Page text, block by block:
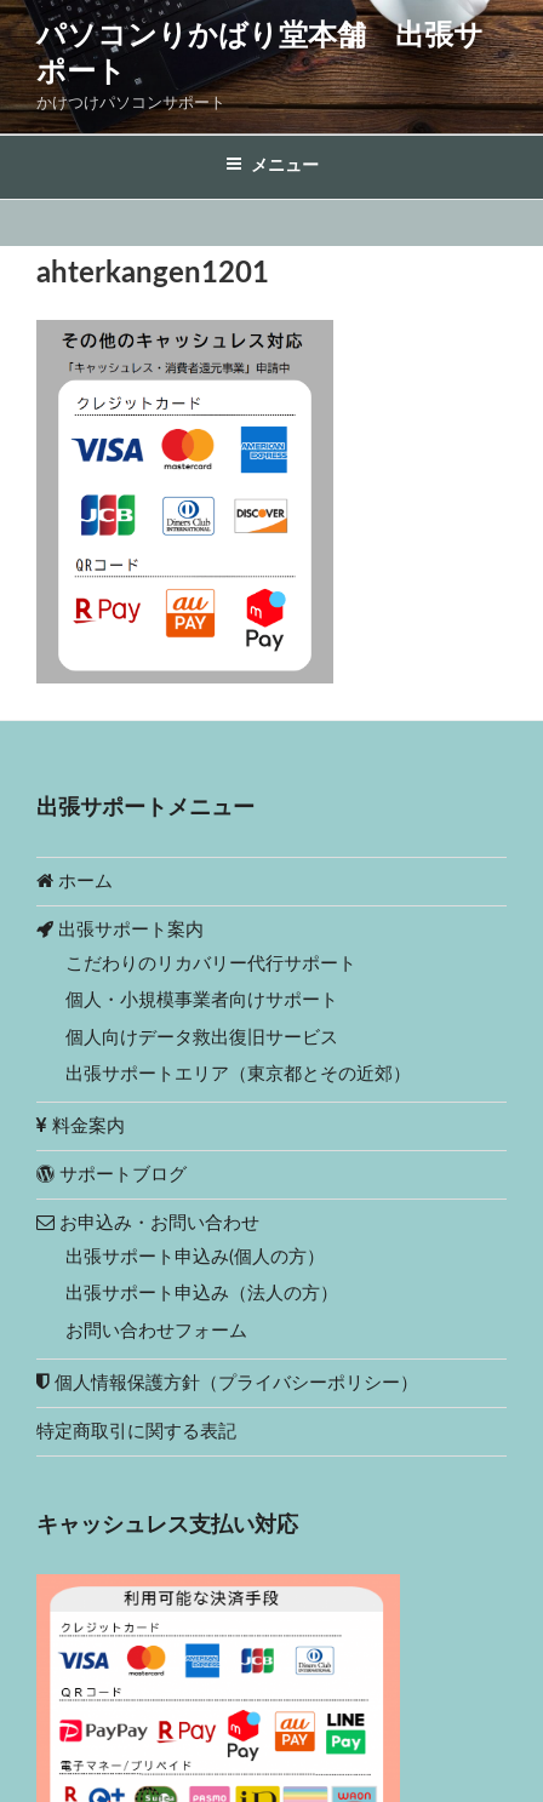
コ
ン
テ
ン
ツ
ッ
パソコンりかばり堂本舗 出張サ
ポート
かけつけパソコンサポート
メニュー
ahterkangen1201
出張サポートメニュー
ホーム
出張サポート案内
こだわりのリカバリー代行サポート
個人・小規模事業者向けサポート
個人向けデータ救出復旧サービス
出張サポートエリア（東京都とその近郊）
料金案内
サポートブログ
お申込み・お問い合わせ
出張サポート申込み(個人の方）
出張サポート申込み（法人の方）
お問い合わせフォーム
個人情報保護方針（プライバシーポリシー）
特定商取引に関する表記
キャッシュレス支払い対応